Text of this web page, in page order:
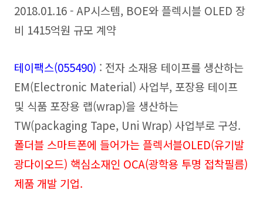
2018.01.16 - AP시스템, BOE와 플렉시블 OLED 장
비 1415억원 규모 계약
테이팩스(055490) : 전자 소재용 테이프를 생산하는
EM(Electronic Material) 사업부, 포장용 테이프
및 식품 포장용 랩(wrap)을 생산하는
TW(packaging Tape, Uni Wrap) 사업부로 구성.
폴더블 스마트폰에 들어가는 플렉서블OLED(유기발
광다이오드) 핵심소재인 OCA(광학용 투명 접착필름)
제품 개발 기업.